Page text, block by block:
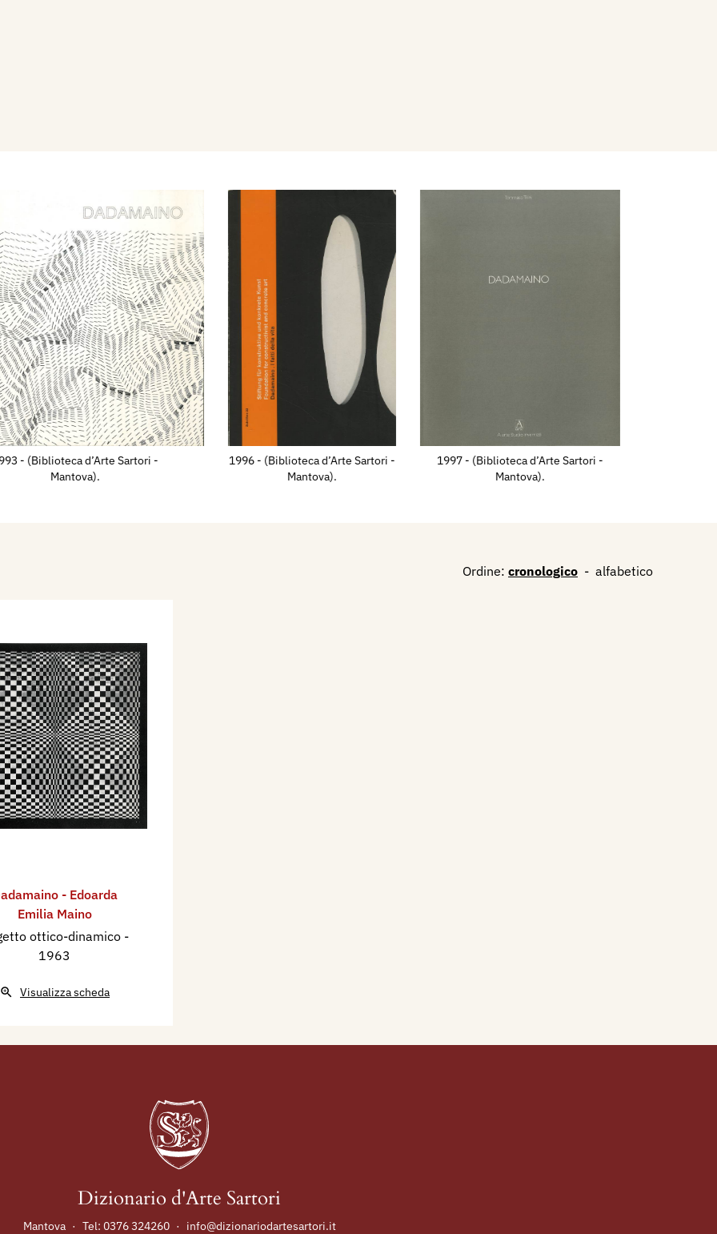
- (Biblioteca d’Arte Sartori -
Mantova).
1996 - (Biblioteca d’Arte Sartori -
Mantova).
1997 - (Biblioteca d’Arte Sartori -
Mantova).
Ordine: cronologico - alfabetico
- Edoarda
Emilia Maino
ottico-dinamico -
1963
Visualizza scheda
Dizionario d'Arte Sartori
Mantova · Tel: 0376 324260 · info@dizionariodartesartori.it